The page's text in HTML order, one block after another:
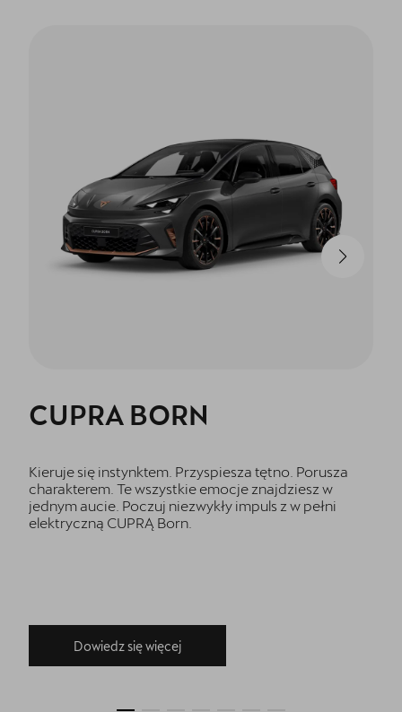
CUPRA BORN
Kieruje się instynktem. Przyspiesza tętno. Porusza
charakterem. Te wszystkie emocje znajdziesz w
jednym aucie. Poczuj niezwykły impuls z w pełni
elektryczną CUPRĄ Born.
Dowiedz się więcej